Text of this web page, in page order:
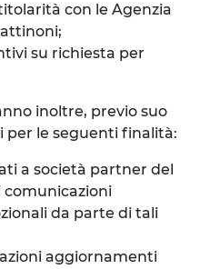
con le Agenzia
su richiesta per
inoltre, previo suo
per le seguenti finalità:
a società partner del
comunicazioni
da parte di tali
aggiornamenti